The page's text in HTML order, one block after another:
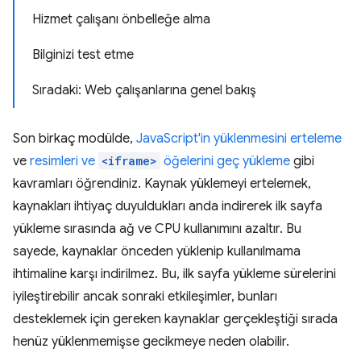
Hizmet çalışanı önbelleğe alma
Bilginizi test etme
Sıradaki: Web çalışanlarına genel bakış
Son birkaç modülde, JavaScript'in yüklenmesini erteleme
ve resimleri ve <iframe> öğelerini geç yükleme gibi
kavramları öğrendiniz. Kaynak yüklemeyi ertelemek,
kaynakları ihtiyaç duyuldukları anda indirerek ilk sayfa
yükleme sırasında ağ ve CPU kullanımını azaltır. Bu
sayede, kaynaklar önceden yüklenip kullanılmama
ihtimaline karşı indirilmez. Bu, ilk sayfa yükleme sürelerini
iyileştirebilir ancak sonraki etkileşimler, bunları
desteklemek için gereken kaynaklar gerçekleştiği sırada
henüz yüklenmemişse gecikmeye neden olabilir.